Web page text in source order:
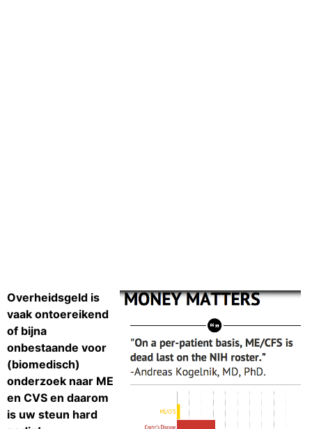
Overheidsgeld is
vaak ontoereikend
of bijna
onbestaande voor
(biomedisch)
onderzoek naar ME
en CVS en daarom
is uw steun hard